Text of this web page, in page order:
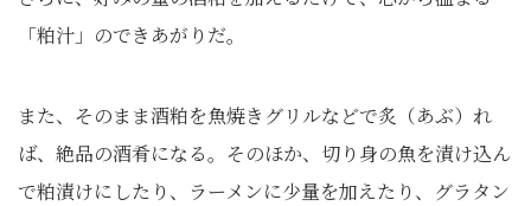
「粕汁」のできあがりだ。
また、そのまま酒粕を魚焼きグリルなどで炙（あぶ）れ
ば、絶品の酒肴になる。そのほか、切り身の魚を漬け込ん
で粕漬けにしたり、ラーメンに少量を加えたり、グラタン